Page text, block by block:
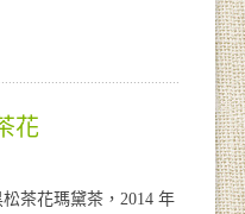
花
茶花瑪黛茶，2014 年